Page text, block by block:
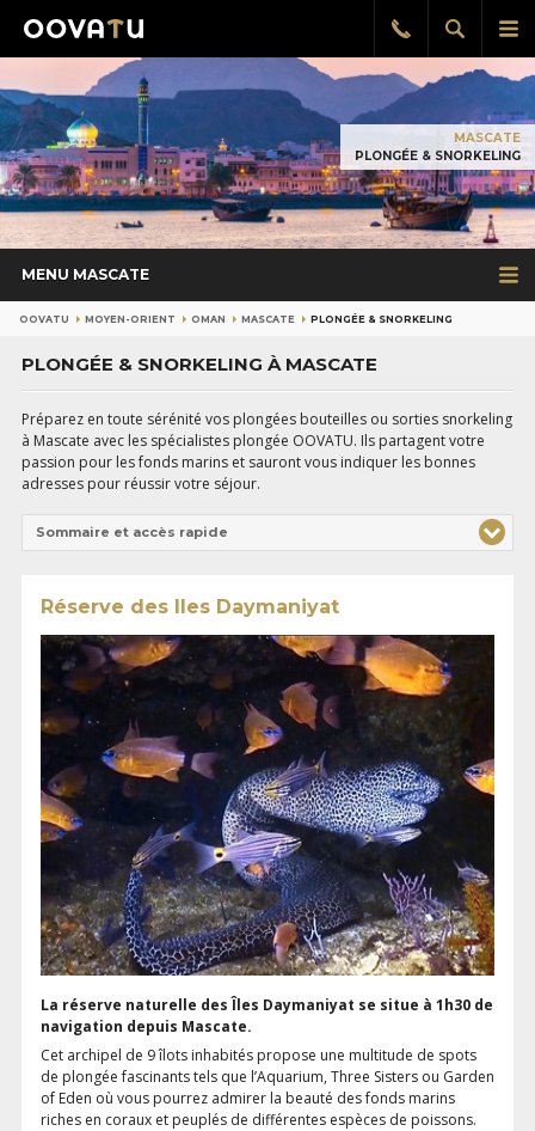
le
Afficher
la
Rappel
gratuit
MASCATE
PLONGÉE & SNORKELING
MENU MASCATE
OOVATU MOYEN-ORIENT OMAN MASCATE PLONGÉE & SNORKELING
PLONGÉE & SNORKELING À MASCATE
Préparez en toute sérénité vos plongées bouteilles ou sorties snorkeling
à Mascate avec les spécialistes plongée OOVATU. Ils partagent votre
passion pour les fonds marins et sauront vous indiquer les bonnes
adresses pour réussir votre séjour.
Sommaire et accès rapide
Réserve des Iles Daymaniyat
La réserve naturelle des Îles Daymaniyat se situe à 1h30 de
navigation depuis Mascate.
Cet archipel de 9 îlots inhabités propose une multitude de spots
de plongée fascinants tels que l’Aquarium, Three Sisters ou Garden
of Eden où vous pourrez admirer la beauté des fonds marins
riches en coraux et peuplés de différentes espèces de poissons.